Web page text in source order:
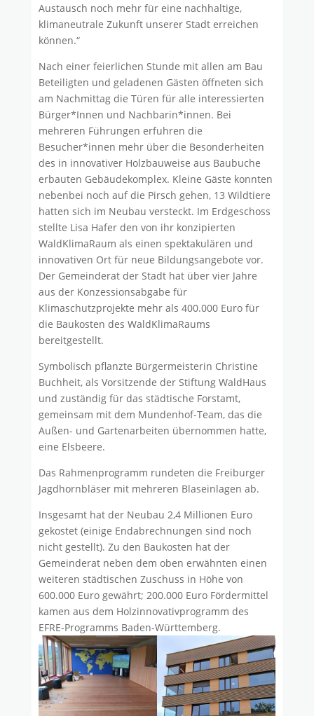
Austausch noch mehr für eine nachhaltige,
klimaneutrale Zukunft unserer Stadt erreichen
können.“
Nach einer feierlichen Stunde mit allen am Bau
Beteiligten und geladenen Gästen öffneten sich
am Nachmittag die Türen für alle interessierten
Bürger*Innen und Nachbarin*innen. Bei
mehreren Führungen erfuhren die
Besucher*innen mehr über die Besonderheiten
des in innovativer Holzbauweise aus Baubuche
erbauten Gebäudekomplex. Kleine Gäste konnten
nebenbei noch auf die Pirsch gehen, 13 Wildtiere
hatten sich im Neubau versteckt. Im Erdgeschoss
stellte Lisa Hafer den von ihr konzipierten
WaldKlimaRaum als einen spektakulären und
innovativen Ort für neue Bildungsangebote vor.
Der Gemeinderat der Stadt hat über vier Jahre
aus der Konzessionsabgabe für
Klimaschutzprojekte mehr als 400.000 Euro für
die Baukosten des WaldKlimaRaums
bereitgestellt.
Symbolisch pflanzte Bürgermeisterin Christine
Buchheit, als Vorsitzende der Stiftung WaldHaus
und zuständig für das städtische Forstamt,
gemeinsam mit dem Mundenhof-Team, das die
Außen- und Gartenarbeiten übernommen hatte,
eine Elsbeere.
Das Rahmenprogramm rundeten die Freiburger
Jagdhornbläser mit mehreren Blaseinlagen ab.
Insgesamt hat der Neubau 2,4 Millionen Euro
gekostet (einige Endabrechnungen sind noch
nicht gestellt). Zu den Baukosten hat der
Gemeinderat neben dem oben erwähnten einen
weiteren städtischen Zuschuss in Höhe von
600.000 Euro gewährt; 200.000 Euro Fördermittel
kamen aus dem Holzinnovativprogramm des
EFRE-Programms Baden-Württemberg.